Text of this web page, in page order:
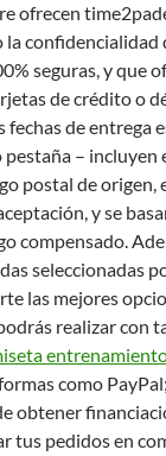
ofrecen
confidencialidad
seguras, y que
de crédito o
fechas de entrega
pestaña – incluyen
postal de origen,
y se
compensado.
seleccionadas
las mejores
realizar con
como
obtener
tus pedidos en